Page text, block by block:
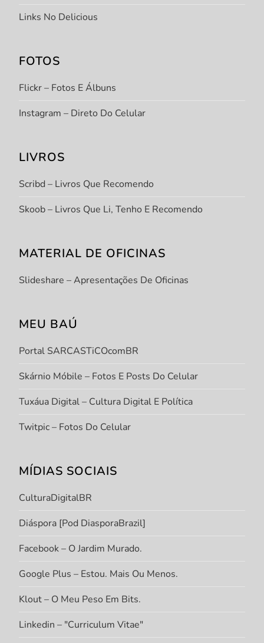
Links No Delicious
FOTOS
Flickr – Fotos E Álbuns
Instagram – Direto Do Celular
LIVROS
Scribd – Livros Que Recomendo
Skoob – Livros Que Li, Tenho E Recomendo
MATERIAL DE OFICINAS
Slideshare – Apresentações De Oficinas
MEU BAÚ
Portal SARCASTiCOcomBR
Skárnio Móbile – Fotos E Posts Do Celular
Tuxáua Digital – Cultura Digital E Política
Twitpic – Fotos Do Celular
MÍDIAS SOCIAIS
CulturaDigitalBR
Diáspora [Pod DiasporaBrazil]
Facebook – O Jardim Murado.
Google Plus – Estou. Mais Ou Menos.
Klout – O Meu Peso Em Bits.
Linkedin – "Curriculum Vitae"